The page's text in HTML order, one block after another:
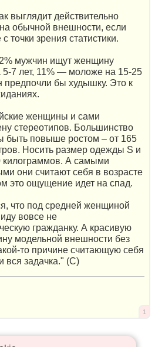
выглядит действительно
обычной внешности, если
точки зрения статистики.
мужчин ищут женщину
7 лет, 11% — моложе на 15-25
предпочли бы худышку. Это к
женщины и сами
стереотипов. Большинство
быть повыше ростом – от 165
Носить размер одежды S и
килограммов. А самыми
они считают себя в возрасте
это ощущение идет на спад.
что под средней женщиной
вовсе не
гражданку. А красивую
модельной внешности без
то причине считающую себя
задачка." (С)
1